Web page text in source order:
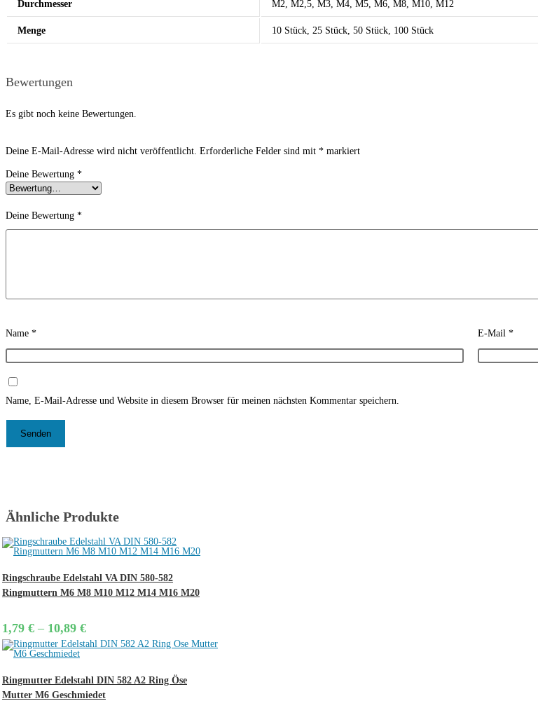
Durchmesser M2, M2,5, M3, M4, M5, M6, M8, M10, M12
Menge 10 Stück, 25 Stück, 50 Stück, 100 Stück
Bewertungen
Es gibt noch keine Bewertungen.
Deine E-Mail-Adresse wird nicht veröffentlicht. Erforderliche Felder sind mit * markiert
Deine Bewertung *
Deine Bewertung *
Name * E-Mail *
Name, E-Mail-Adresse und Website in diesem Browser für meinen nächsten Kommentar speichern.
Ähnliche Produkte
Ringschraube Edelstahl VA DIN 580-582
Ringmuttern M6 M8 M10 M12 M14 M16 M20
1,79 € – 10,89 €Price
range:
1,79 €
10,89 €
Ringmutter Edelstahl DIN 582 A2 Ring Öse
Mutter M6 Geschmiedet